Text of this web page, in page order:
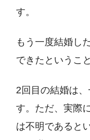
す。
もう一度結婚し
できたというこ
2回目の結婚は
す。ただ、実際
は不明であると